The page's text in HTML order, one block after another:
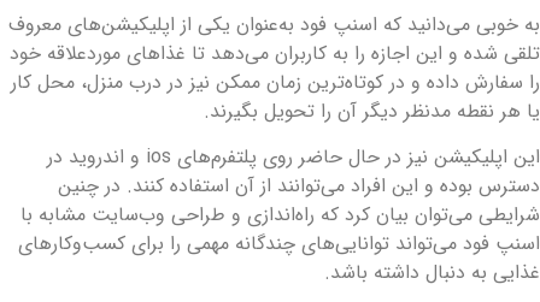
به­ خوبی می‌دانید که اسنپ فود به‌­عنوان یکی از اپلیکیشن‌های معروف
تلقی شده و این اجازه را به کاربران می‌دهد تا غذاهای موردعلاقه خود
را سفارش داده و در کوتاه‌ترین زمان ممکن نیز در درب منزل، محل کار
یا هر نقطه مدنظر دیگر آن را تحویل بگیرند.
این اپلیکیشن نیز در حال حاضر روی پلتفرم‌های ios و اندروید در
دسترس بوده و این افراد می‌توانند از آن استفاده کنند. در چنین
شرایطی می‌توان بیان کرد که راه‌اندازی و طراحی وب‌سایت مشابه با
اسنپ فود می‌تواند توانایی‌های چندگانه مهمی را برای کسب‌وکارهای
غذایی به دنبال داشته باشد.